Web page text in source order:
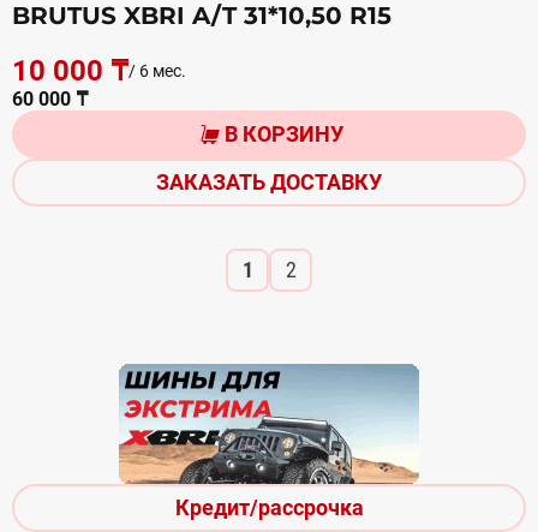
Кредит/рассрочка
BRUTUS XBRI A/T 31*10,50 R15
10 000 ₸/ 6 мес.
60 000 ₸
В КОРЗИНУ
ЗАКАЗАТЬ ДОСТАВКУ
1 2